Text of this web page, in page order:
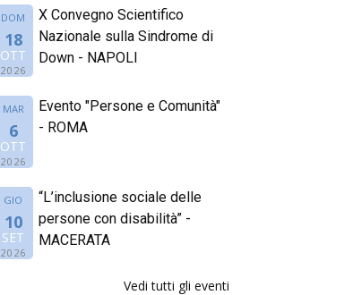
DOM
18
OTT
2026
X Convegno Scientifico
Nazionale sulla Sindrome di
Down - NAPOLI
MAR
6
OTT
2026
Evento "Persone e Comunità"
- ROMA
GIO
10
SET
2026
“L’inclusione sociale delle
persone con disabilità” -
MACERATA
Vedi tutti gli eventi